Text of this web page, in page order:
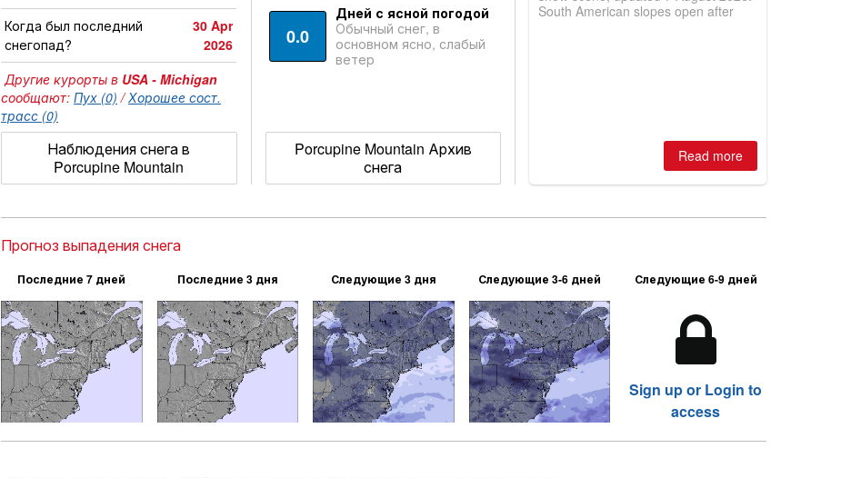
Когда был последний
снегопад?
30 Apr
2026
Другие курорты в USA - Michigan
сообщают: Пух (0) /Хорошее сост.
трасс (0)
Наблюдения снега в
Porcupine Mountain
0.0
Дней с ясной погодой
Обычный снег, в
основном ясно, слабый
ветер
Porcupine Mountain Архив
снега
South American slopes open after
Read more
Прогноз выпадения снега
Последние 7 дней Последние 3 дня Следующие 3 дня Следующие 3-6 дней Следующие 6-9 дней
Sign up or Login to
access